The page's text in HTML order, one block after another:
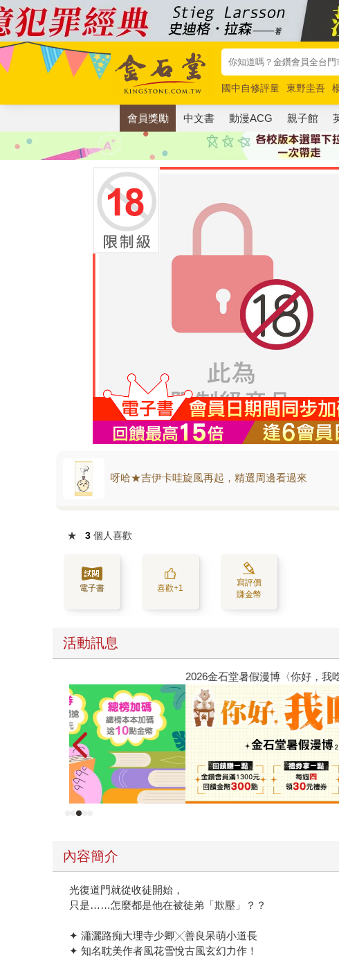
國中自修評量 東野圭吾
唯紅花綻放
奧德賽 路邊
會員獎勵 中文書 動漫ACG 親子館
呀哈★吉伊卡哇旋風再起，精選周邊看過來
★ 3 個人喜歡
電子書 喜歡+1
寫評價
賺金幣
活動訊息
2026金石堂暑假漫博〈你好，我吃一點〉第二波
內容簡介
光復道門就從收徒開始，
只是……怎麼都是他在被徒弟「欺壓」？？
✦ 瀟灑路痴大理寺少卿╳善良呆萌小道長
✦ 知名耽美作者風花雪悅古風玄幻力作！